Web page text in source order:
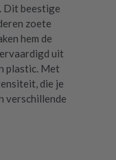
Dit beestige
zoete
hem de
uit
plastic. Met
die je
verschillende